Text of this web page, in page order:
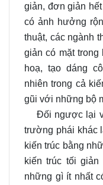
giản, đơn giản
có ảnh hưởng
thuật, các ngành
giản có mặt trong
hoạ, tạo dáng
nhiên trong cả
gũi với những bộ
Đối ngược lại
trường phái khác
kiến trúc bằng
kiến trúc tối giản
những gì ít nhất